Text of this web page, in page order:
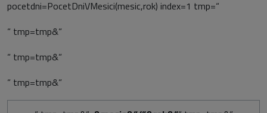
pocetdni=PocetDniVMesici(mesic,rok) index=1 tmp=“
“ tmp=tmp&“
“ tmp=tmp&“
“ tmp=tmp&“